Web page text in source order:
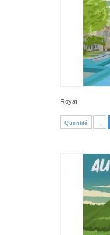
Royat
Quantité -